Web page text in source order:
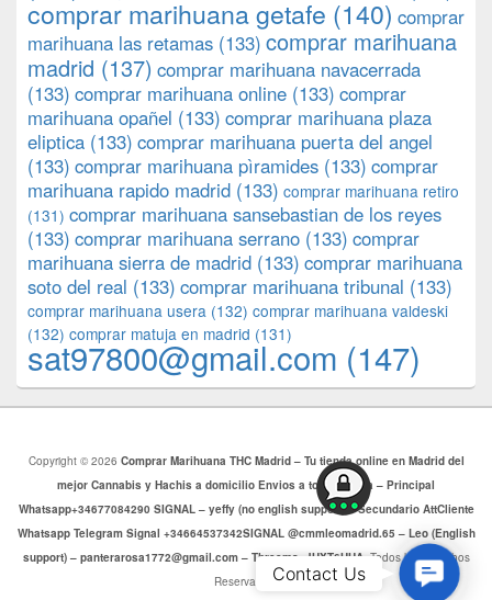
comprar marihuana getafe (140) comprar
marihuana las retamas (133) comprar marihuana
madrid (137) comprar marihuana navacerrada
(133) comprar marihuana online (133) comprar
marihuana opañel (133) comprar marihuana plaza
eliptica (133) comprar marihuana puerta del angel
(133) comprar marihuana pìramides (133) comprar
marihuana rapido madrid (133) comprar marihuana retiro
(131) comprar marihuana sansebastian de los reyes
(133) comprar marihuana serrano (133) comprar
marihuana sierra de madrid (133) comprar marihuana
soto del real (133) comprar marihuana tribunal (133)
comprar marihuana usera (132) comprar marihuana valdeski
(132) comprar matuja en madrid (131)
sat97800@gmail.com (147)
Copyright © 2026 Comprar Marihuana THC Madrid – Tu tienda online en Madrid del
mejor Cannabis y Hachis a domicilio Envios a toda Europa – Principal
Whatsapp+34677084290 SIGNAL – yeffy (no english support) – Secundario AttCliente
Whatsapp Telegram Signal +34664537342SIGNAL @cmmleomadrid.65 – Leo (English
support) – panterarosa1772@gmail.com – Threema: JHXT6HHA . Todos los Derechos
Reservados.Contact Us